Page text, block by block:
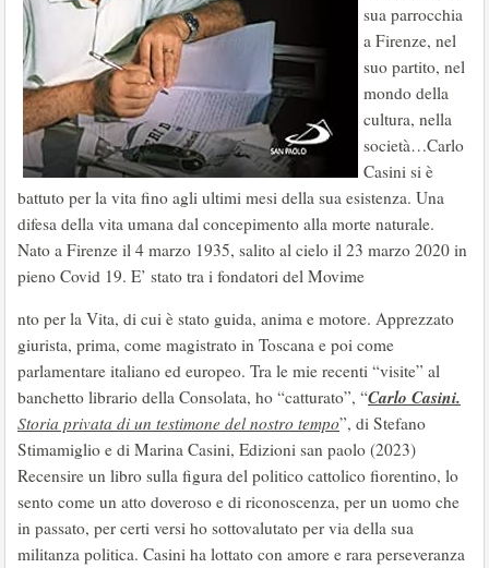
sua parrocchia
a Firenze, nel
suo partito, nel
mondo della
cultura, nella
società…Carlo
Casini si è
battuto per la vita fino agli ultimi mesi della sua esistenza. Una
difesa della vita umana dal concepimento alla morte naturale.
Nato a Firenze il 4 marzo 1935, salito al cielo il 23 marzo 2020 in
pieno Covid 19. E’ stato tra i fondatori del Movime
nto per la Vita, di cui è stato guida, anima e motore. Apprezzato
giurista, prima, come magistrato in Toscana e poi come
parlamentare italiano ed europeo. Tra le mie recenti “visite” al
banchetto librario della Consolata, ho “catturato”, “Carlo Casini.
Storia privata di un testimone del nostro tempo”, di Stefano
Stimamiglio e di Marina Casini, Edizioni san paolo (2023)
Recensire un libro sulla figura del politico cattolico fiorentino, lo
sento come un atto doveroso e di riconoscenza, per un uomo che
in passato, per certi versi ho sottovalutato per via della sua
militanza politica. Casini ha lottato con amore e rara perseveranza